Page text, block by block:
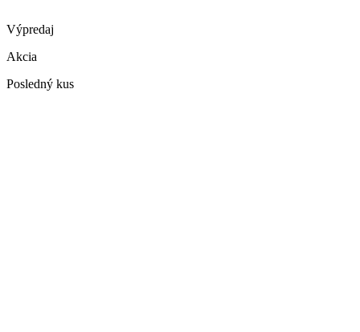
Výpredaj
Akcia
Posledný kus